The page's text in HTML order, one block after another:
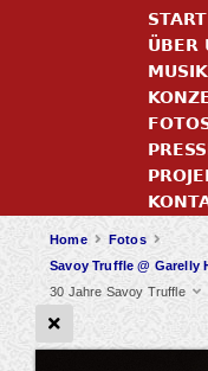
Home
Fotos
Savoy Truffle @ Garelly
30 Jahre Savoy Truffle
START
ÜBER
MUSIK